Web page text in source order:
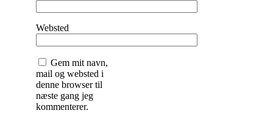
Websted
Gem mit navn,
mail og websted i
denne browser til
næste gang jeg
kommenterer.